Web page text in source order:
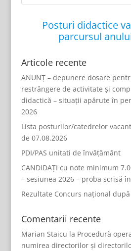
Posturi didactice
parcursul
Articole recente
ANUNȚ – depunere dosare
restrângere de activitate și
didactică – situații apărute în
2026
Lista posturilor/catedrelor
de 07.08.2026
PDI/PAS unitati de învățământ
CANDIDAȚI cu note minimum
– sesiunea 2026 – proba scrisă
Rezultate Concurs național
Comentarii recente
Marian Staicu la Procedură
numirea directorilor și